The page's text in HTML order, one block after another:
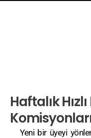
Haftalık
Yeni bir üyeyi